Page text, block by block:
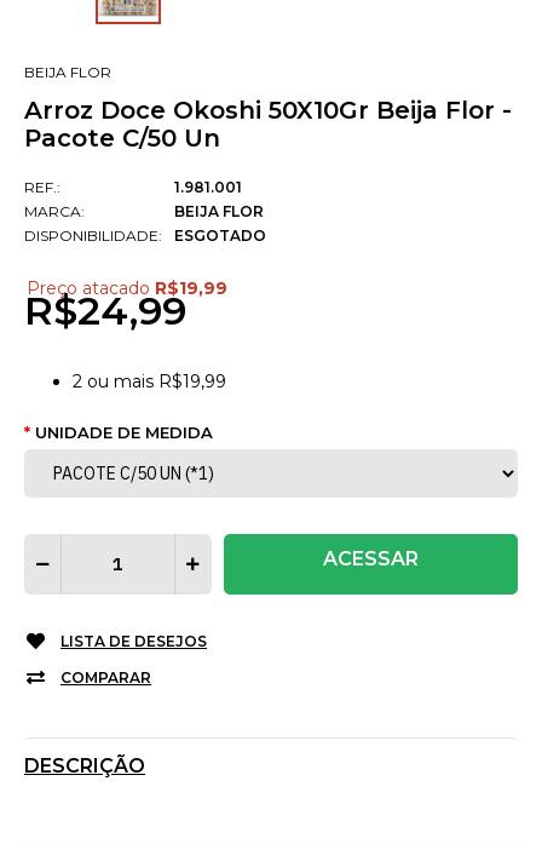
BEIJA FLOR
Arroz Doce Okoshi 50X10Gr Beija Flor -
Pacote C/50 Un
REF.:
MARCA:
DISPONIBILIDADE:
1.981.001
BEIJA FLOR
ESGOTADO
Preço atacado R$19,99
R$24,99
2 ou mais R$19,99
UNIDADE DE MEDIDA
ACESSAR
LISTA DE DESEJOS
COMPARAR
DESCRIÇÃO